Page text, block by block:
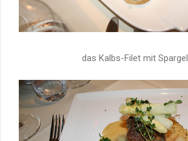
das Kalbs-Filet mit Spargel